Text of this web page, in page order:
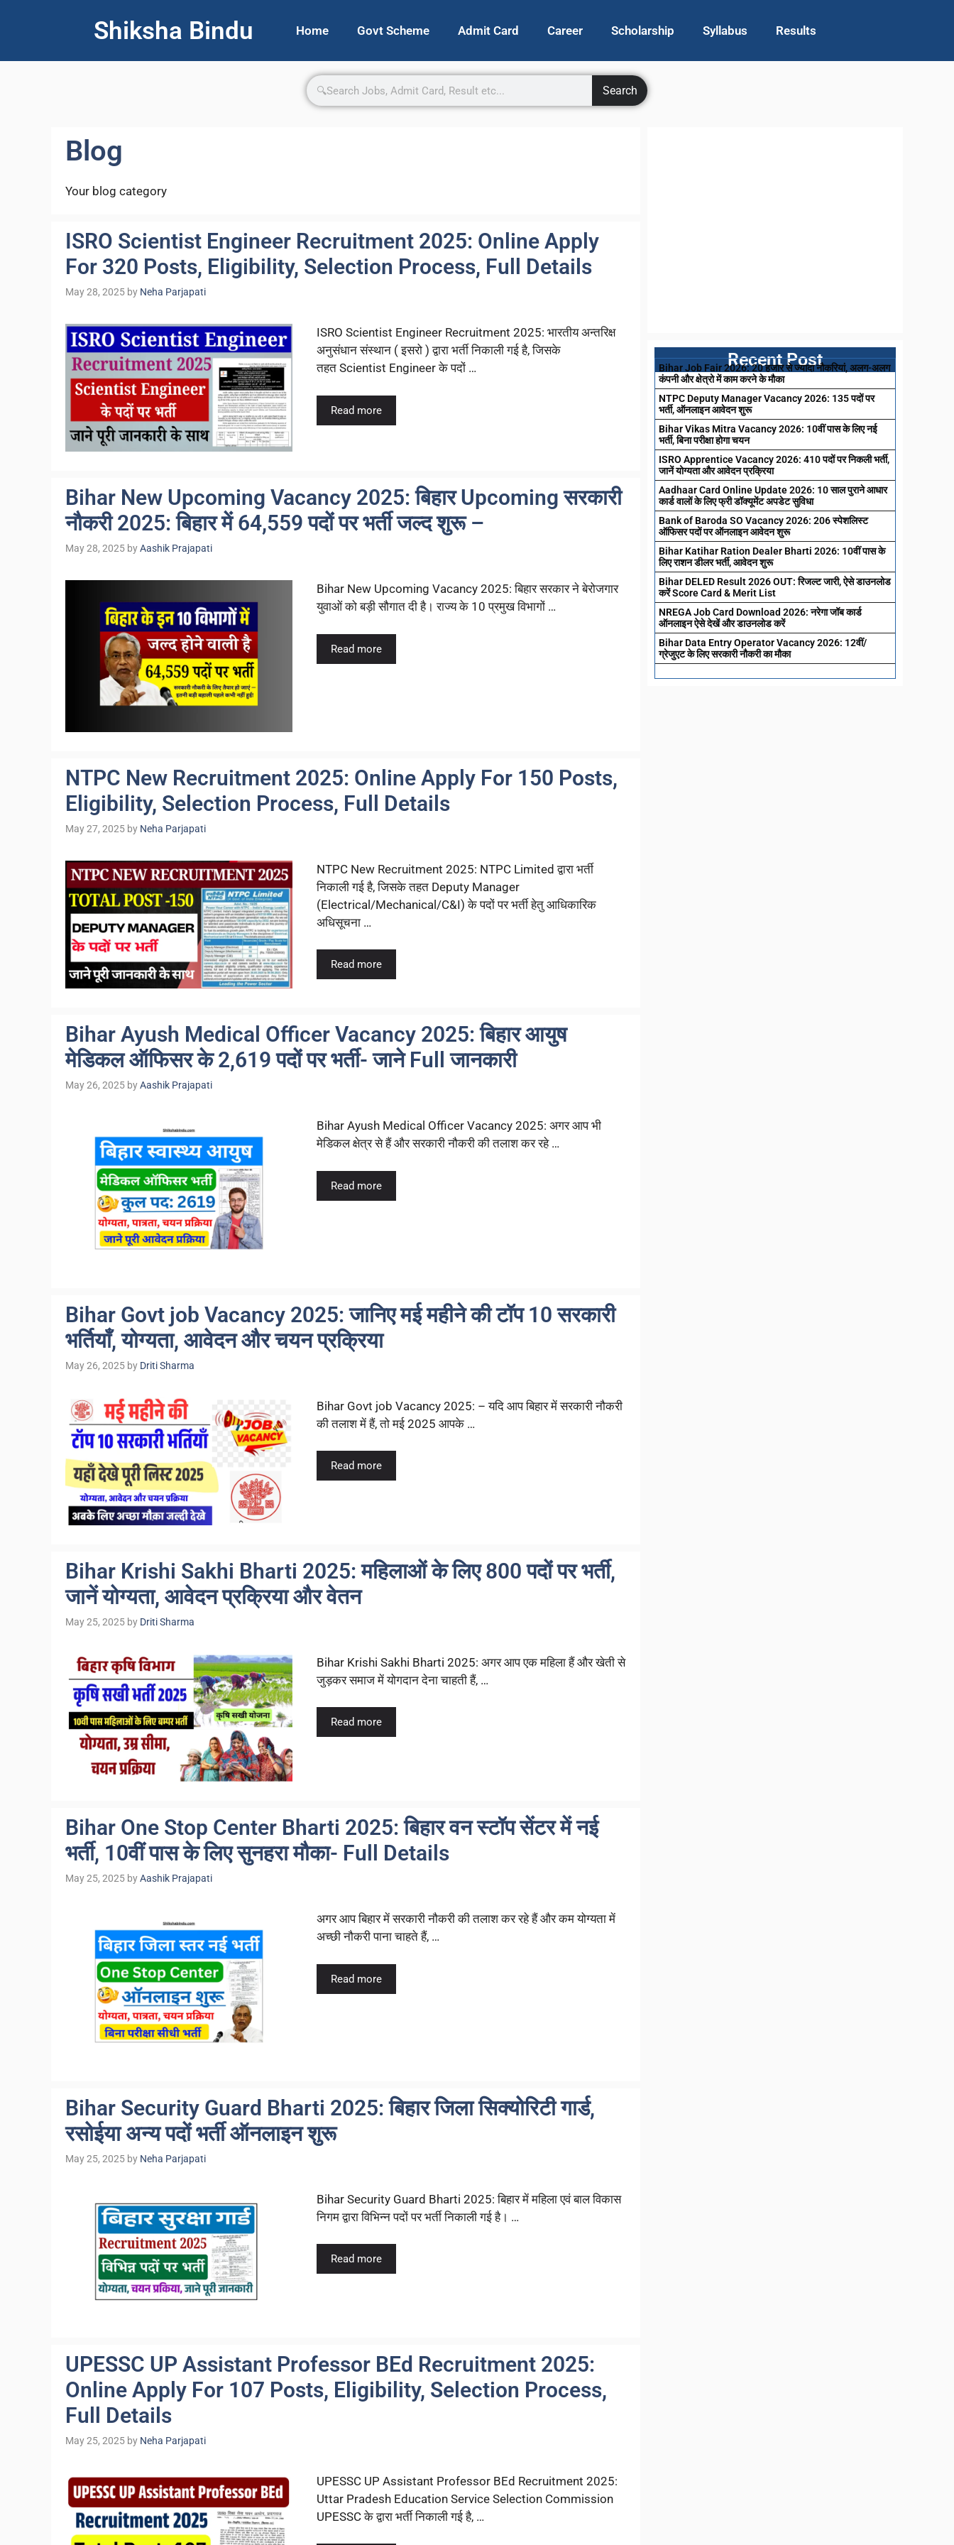
Shiksha Bindu Home Govt Scheme Admit Card Career Scholarship Syllabus Results
Search
Blog
Your blog category
ISRO Scientist Engineer Recruitment 2025: Online Apply
For 320 Posts, Eligibility, Selection Process, Full Details
May 28, 2025 by Neha Parjapati
ISRO Scientist Engineer Recruitment 2025: भारतीय अन्तरिक्ष
अनुसंधान संस्थान ( इसरो ) द्वारा भर्ती निकाली गई है, जिसके
तहत Scientist Engineer के पदों …
Read more
Bihar New Upcoming Vacancy 2025: बिहार Upcoming सरकारी
नौकरी 2025: बिहार में 64,559 पदों पर भर्ती जल्द शुरू –
May 28, 2025 byAashik Prajapati
Bihar New Upcoming Vacancy 2025: बिहार सरकार ने बेरोजगार
युवाओं को बड़ी सौगात दी है। राज्य के 10 प्रमुख विभागों …
Read more
NTPC New Recruitment 2025: Online Apply For 150 Posts,
Eligibility, Selection Process, Full Details
May 27, 2025 by Neha Parjapati
NTPC New Recruitment 2025: NTPC Limited द्वारा भर्ती
निकाली गई है, जिसके तहत Deputy Manager
(Electrical/Mechanical/C&I) के पदों पर भर्ती हेतु आधिकारिक
अधिसूचना …
Read more
Bihar Ayush Medical Officer Vacancy 2025: बिहार आयुष
मेडिकल ऑफिसर के 2,619 पदों पर भर्ती- जाने Full जानकारी
May 26, 2025 byAashik Prajapati
Bihar Ayush Medical Officer Vacancy 2025: अगर आप भी
मेडिकल क्षेत्र से हैं और सरकारी नौकरी की तलाश कर रहे …
Read more
Bihar Govt job Vacancy 2025: जानिए मई महीने की टॉप 10 सरकारी
भर्तियाँ, योग्यता, आवेदन और चयन प्रक्रिया
May 26, 2025 by Driti Sharma
Bihar Govt job Vacancy 2025: – यदि आप बिहार में सरकारी नौकरी
की तलाश में हैं, तो मई 2025 आपके …
Read more
Bihar Krishi Sakhi Bharti 2025: महिलाओं के लिए 800 पदों पर भर्ती,
जानें योग्यता, आवेदन प्रक्रिया और वेतन
May 25, 2025 by Driti Sharma
Bihar Krishi Sakhi Bharti 2025: अगर आप एक महिला हैं और खेती से
जुड़कर समाज में योगदान देना चाहती हैं, …
Read more
Bihar One Stop Center Bharti 2025: बिहार वन स्टॉप सेंटर में नई
भर्ती, 10वीं पास के लिए सुनहरा मौका- Full Details
May 25, 2025 byAashik Prajapati
अगर आप बिहार में सरकारी नौकरी की तलाश कर रहे हैं और कम योग्यता में
अच्छी नौकरी पाना चाहते हैं, …
Read more
Bihar Security Guard Bharti 2025: बिहार जिला सिक्योरिटी गार्ड,
रसोईया अन्य पदों भर्ती ऑनलाइन शुरू
May 25, 2025 by Neha Parjapati
Bihar Security Guard Bharti 2025: बिहार में महिला एवं बाल विकास
निगम द्वारा विभिन्न पदों पर भर्ती निकाली गई है। …
Read more
UPESSC UP Assistant Professor BEd Recruitment 2025:
Online Apply For 107 Posts, Eligibility, Selection Process,
Full Details
May 25, 2025 by Neha Parjapati
UPESSC UP Assistant Professor BEd Recruitment 2025:
Uttar Pradesh Education Service Selection Commission
UPESSC के द्वारा भर्ती निकाली गई है, …
Recent Post
Bihar Job Fair 2026: 20 हजार से ज्यादा नौकरियां, अलग-अलग
कंपनी और क्षेत्रो में काम करने के मौका
NTPC Deputy Manager Vacancy 2026: 135 पदों पर
भर्ती, ऑनलाइन आवेदन शुरू
Bihar Vikas Mitra Vacancy 2026: 10वीं पास के लिए नई
भर्ती, बिना परीक्षा होगा चयन
ISRO Apprentice Vacancy 2026: 410 पदों पर निकली भर्ती,
जानें योग्यता और आवेदन प्रक्रिया
Aadhaar Card Online Update 2026: 10 साल पुराने आधार
कार्ड वालों के लिए फ्री डॉक्यूमेंट अपडेट सुविधा
Bank of Baroda SO Vacancy 2026: 206 स्पेशलिस्ट
ऑफिसर पदों पर ऑनलाइन आवेदन शुरू
Bihar Katihar Ration Dealer Bharti 2026: 10वीं पास के
लिए राशन डीलर भर्ती, आवेदन शुरू
Bihar DELED Result 2026 OUT: रिजल्ट जारी, ऐसे डाउनलोड
करें Score Card & Merit List
NREGA Job Card Download 2026: नरेगा जॉब कार्ड
ऑनलाइन ऐसे देखें और डाउनलोड करें
Bihar Data Entry Operator Vacancy 2026: 12वीं/
ग्रेजुएट के लिए सरकारी नौकरी का मौका